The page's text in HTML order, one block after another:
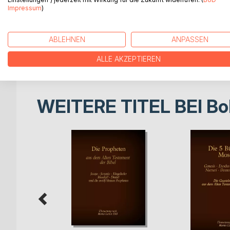
Layout, Schriftsatz, Formatierung:
Antonia Katharina Tessnow
www.antonia-katharina.de
WEITERE TITEL BEI
Impressum)
ABLEHNEN ANPASSEN
ALLE AKZEPTIEREN